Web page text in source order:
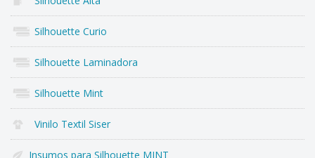
Silhouette Curio
Silhouette Laminadora
Silhouette Mint
Vinilo Textil Siser
Insumos para Silhouette MINT